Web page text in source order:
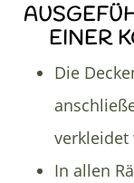
INER
Die
verkleidet
In allen